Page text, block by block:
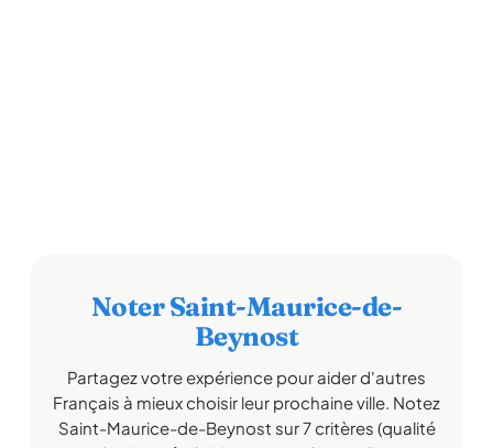
Noter Saint-Maurice-de-
Beynost
Partagez votre expérience pour aider d'autres
Français à mieux choisir leur prochaine ville. Notez
Saint-Maurice-de-Beynost sur 7 critères (qualité